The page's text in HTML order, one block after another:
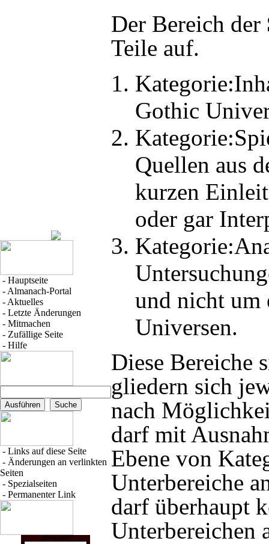
- Hauptseite
- Almanach-Portal
- Aktuelles
- Letzte Änderungen
- Mitmachen
- Zufällige Seite
- Hilfe
- Links auf diese Seite
- Änderungen an verlinkten
Seiten
- Spezialseiten
- Permanenter Link
Suchen nach:
Der Bereich der
Teile auf.
Gothic
Quellen aus
kurzen
oder gar
und nicht um
Universen.
Diese Bereiche
gliedern sich
nach
darf mit
Ebene von
Unterbereiche
darf überhaupt
Unterbereichen